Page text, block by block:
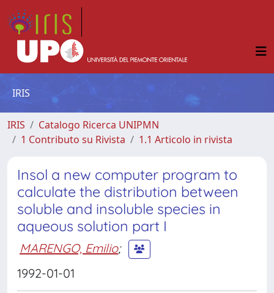
IRIS
IRIS
Catalogo Ricerca UNIPMN
1 Contributo su Rivista
1.1 Articolo in rivista
Insol a new computer program to
calculate the distribution between
soluble and insoluble species in
aqueous solution part I
MARENGO, Emilio;
1992-01-01